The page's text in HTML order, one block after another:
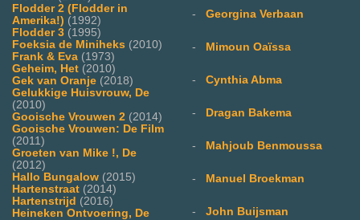
Flodder 2 (Flodder in
Amerika!) (1992)
Flodder 3 (1995)
Foeksia de Miniheks (2010)
Frank & Eva (1973)
Geheim, Het (2010)
Gek van Oranje (2018)
Gelukkige Huisvrouw, De
(2010)
Gooische Vrouwen 2 (2014)
Gooische Vrouwen: De Film
(2011)
Groeten van Mike !, De
(2012)
Hallo Bungalow (2015)
Hartenstraat (2014)
Hartenstrijd (2016)
Heineken Ontvoering, De
- Georgina Verbaan
- Mimoun Oaïssa
- Cynthia Abma
- Dragan Bakema
- Mahjoub Benmoussa
- Manuel Broekman
- John Buijsman